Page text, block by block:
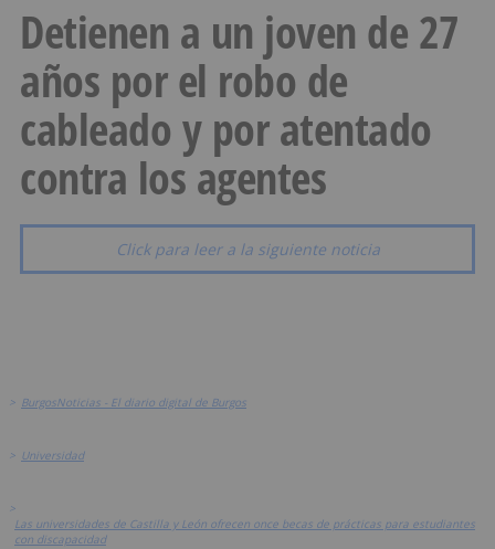
Detienen a un joven de 27
años por el robo de
cableado y por atentado
contra los agentes
Click para leer a la siguiente noticia
> BurgosNoticias - El diario digital de Burgos
> Universidad
>
Las universidades de Castilla y León ofrecen once becas de prácticas para estudiantes
con discapacidad